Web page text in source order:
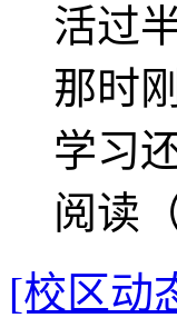
活过
那时
学习
阅读
[校区动